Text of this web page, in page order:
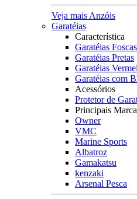
Veja mais Anzóis
Garatéias
Característica
Garatéias Foscas
Garatéias Pretas
Garatéias
Garatéias com
Acessórios
Protetor de
Principais
Owner
VMC
Marine Sports
Albatroz
Gamakatsu
kenzaki
Arsenal Pesca